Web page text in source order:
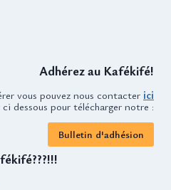
Adhérez au Kafékifé!
vous pouvez nous contacter ici
dessous pour télécharger notre :
Bulletin d'adhésion